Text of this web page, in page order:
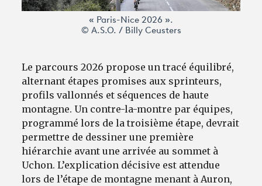
« Paris-Nice 2026 ».
© A.S.O. / Billy Ceusters
Le parcours 2026 propose un tracé équilibré,
alternant étapes promises aux sprinteurs,
profils vallonnés et séquences de haute
montagne. Un contre-la-montre par équipes,
programmé lors de la troisième étape, devrait
permettre de dessiner une première
hiérarchie avant une arrivée au sommet à
Uchon. L’explication décisive est attendue
lors de l’étape de montagne menant à Auron,